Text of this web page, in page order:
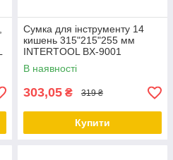
Сумка для інструменту 14
кишень 315"215"255 мм
INTERTOOL BX-9001
В наявності
303,05 ₴ 319 ₴
Купити